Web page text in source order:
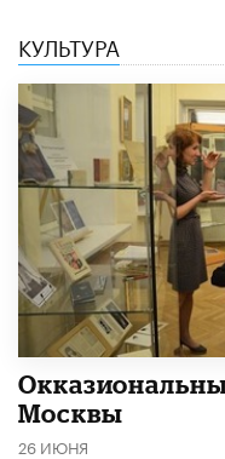
КУЛЬТУРА
Москвы
26 ИЮНЯ